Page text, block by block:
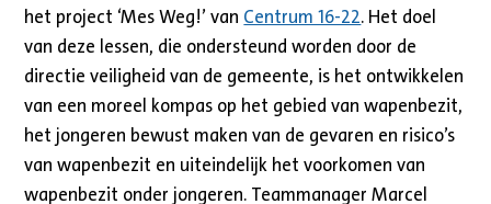
het project ‘Mes Weg!’ van Centrum 16-22. Het doel
van deze lessen, die ondersteund worden door de
directie veiligheid van de gemeente, is het ontwikkelen
van een moreel kompas op het gebied van wapenbezit,
het jongeren bewust maken van de gevaren en risico’s
van wapenbezit en uiteindelijk het voorkomen van
wapenbezit onder jongeren. Teammanager Marcel